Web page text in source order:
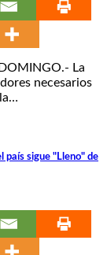
La
necesarios
país sigue "Lleno" de